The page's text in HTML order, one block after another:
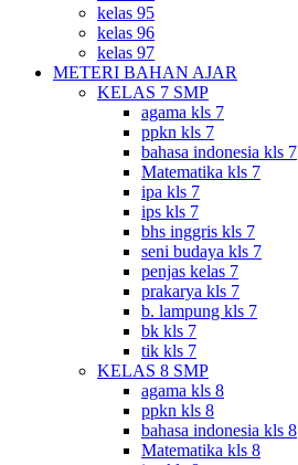
kelas 95
kelas 96
kelas 97
METERI BAHAN AJAR
KELAS 7 SMP
agama kls 7
ppkn kls 7
bahasa indonesia kls 7
Matematika kls 7
ipa kls 7
ips kls 7
bhs inggris kls 7
seni budaya kls 7
penjas kelas 7
prakarya kls 7
b. lampung kls 7
bk kls 7
tik kls 7
KELAS 8 SMP
agama kls 8
ppkn kls 8
bahasa indonesia kls 8
Matematika kls 8